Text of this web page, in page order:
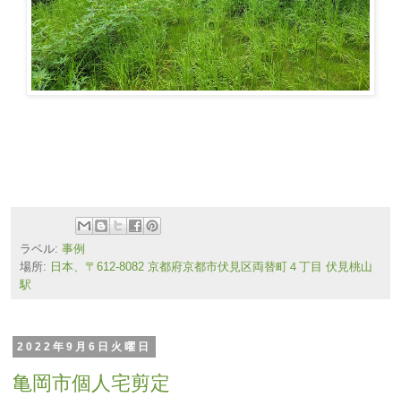
ラベル: 事例
場所: 日本、〒612-8082 京都府京都市伏見区両替町４丁目 伏見桃山
駅
2022年9月6日火曜日
亀岡市個人宅剪定